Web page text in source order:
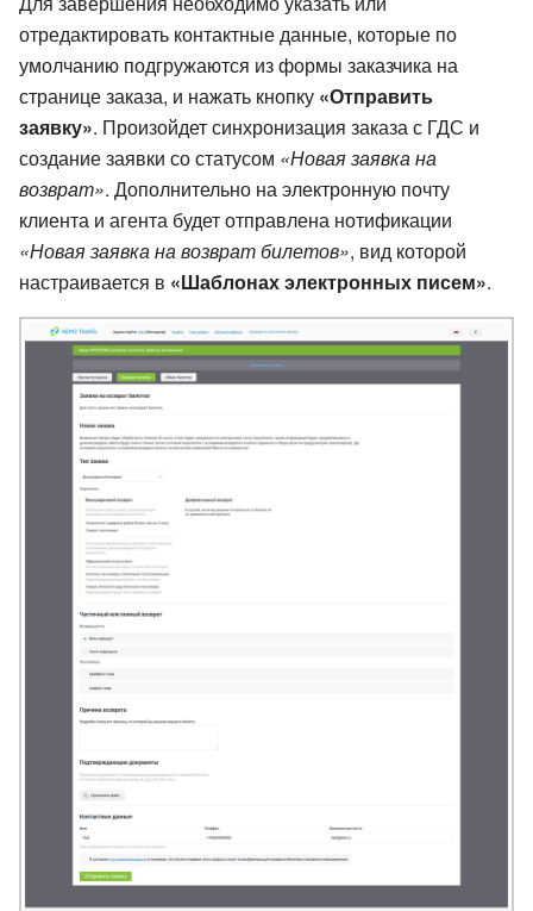
отредактировать контактные данные, которые по
умолчанию подгружаются из формы заказчика на
странице заказа, и нажать кнопку «Отправить
заявку». Произойдет синхронизация заказа с ГДС и
создание заявки со статусом «Новая заявка на
возврат». Дополнительно на электронную почту
клиента и агента будет отправлена нотификации
«Новая заявка на возврат билетов», вид которой
настраивается в «Шаблонах электронных писем».